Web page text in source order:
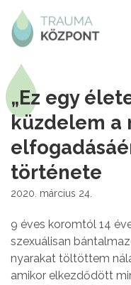
„Ez egy
küzdelem a
története
2020. március 24.
9 éves koromtól 14
szexuálisan
nyarakat töltöttem
amikor elkezdődött